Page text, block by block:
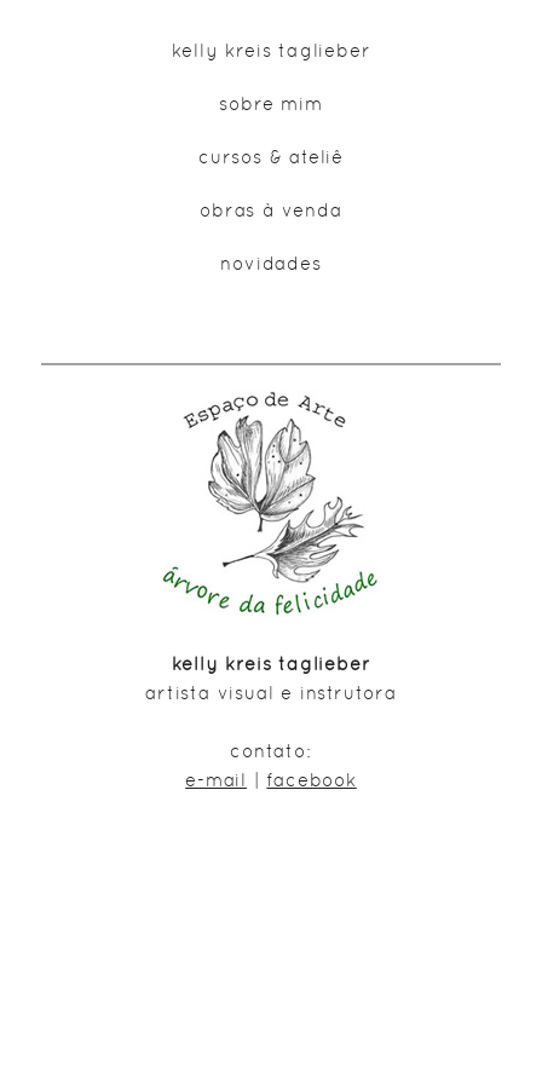
kelly kreis taglieber
sobre mim
cursos & ateliê
obras à venda
novidades
kelly kreis taglieber
artista visual e instrutora
contato:
e-mail
facebook